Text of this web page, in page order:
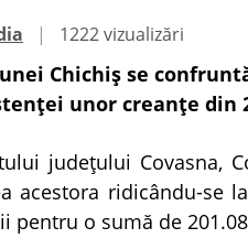
| 1222 vizualizări
Chichiş se
unor creanţe din
judeţului Covasna,
acestora ridicându-se
pentru o sumă de